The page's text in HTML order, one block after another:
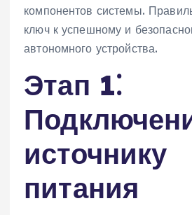
компонентов системы.
ключ к успешному и
автономного устройства.
Этап 1⁚
источнику
питания